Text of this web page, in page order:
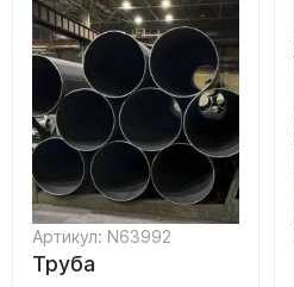
Артикул: N63992
Труба